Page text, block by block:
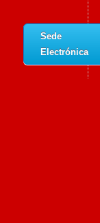
Sede
Electrónica